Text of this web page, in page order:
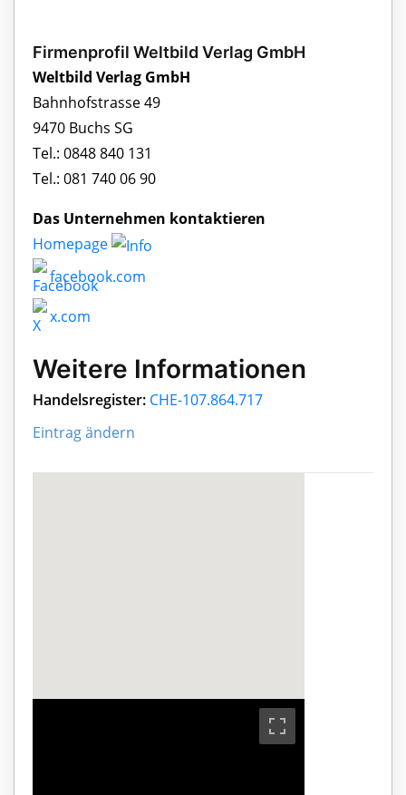
Firmenprofil Weltbild Verlag GmbH
Weltbild Verlag GmbH
Bahnhofstrasse 49
9470 Buchs SG
Tel.: 0848 840 131
Tel.: 081 740 06 90
Das Unternehmen kontaktieren
Homepage
facebook.com
x.com
Weitere Informationen
Handelsregister: CHE-107.864.717
Eintrag ändern